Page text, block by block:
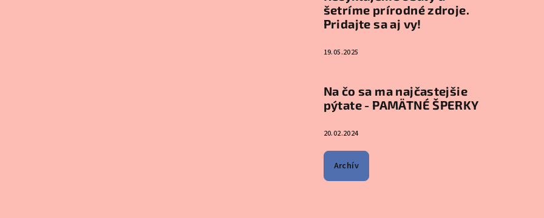
šetríme prírodné zdroje.
Pridajte sa aj vy!
19.05.2025
Na čo sa ma najčastejšie
pýtate - PAMÄTNÉ ŠPERKY
20.02.2024
Archív